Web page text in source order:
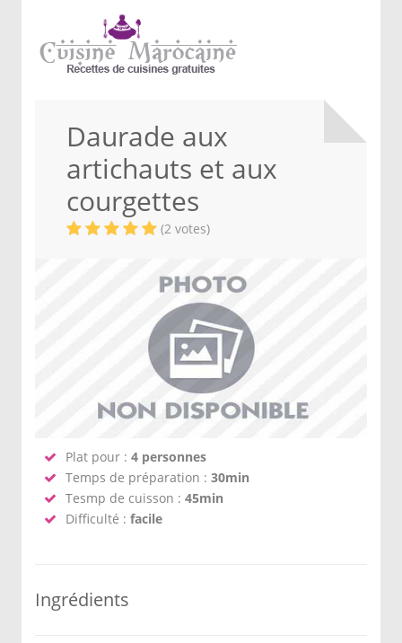
Daurade aux
artichauts et aux
courgettes
(2 votes)
Plat pour : 4 personnes
Temps de préparation : 30min
Tesmp de cuisson : 45min
Difficulté : facile
Ingrédients